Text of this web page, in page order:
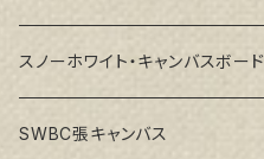
スノーホワイト・キャンバスボード
SWBC張キャンバス